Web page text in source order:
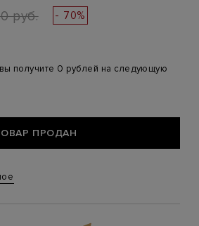
руб. - 70%
получите 0 рублей на следующую
ПРОДАН